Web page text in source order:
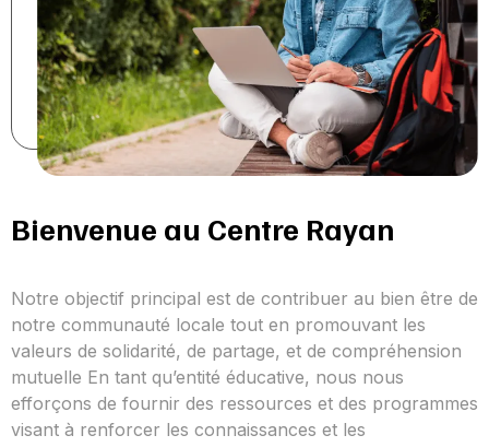
Bienvenue au Centre Rayan
Notre objectif principal est de contribuer au bien être de
notre communauté locale tout en promouvant les
valeurs de solidarité, de partage, et de compréhension
mutuelle En tant qu’entité éducative, nous nous
efforçons de fournir des ressources et des programmes
visant à renforcer les connaissances et les